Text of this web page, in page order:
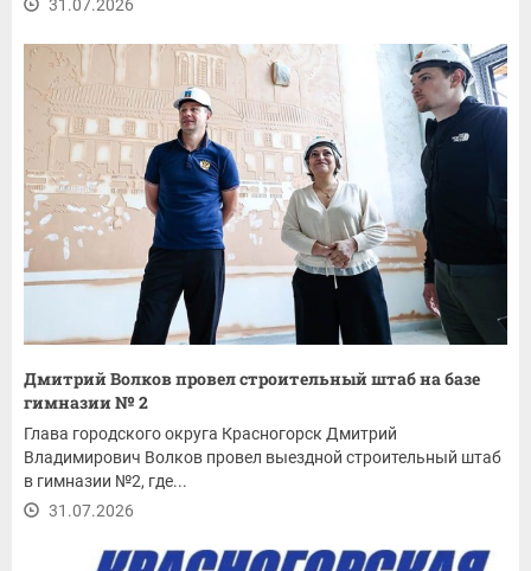
31.07.2026
Дмитрий Волков провел строительный штаб на базе
гимназии № 2
Глава городского округа Красногорск Дмитрий
Владимирович Волков провел выездной строительный штаб
в гимназии №2, где...
31.07.2026